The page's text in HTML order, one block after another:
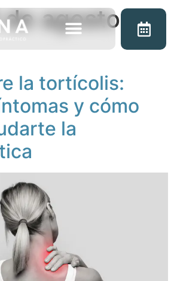
agosto de
la tortícolis:
y cómo
la